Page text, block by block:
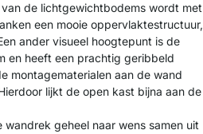
de lichtgewichtbodems wordt met
een mooie oppervlakte­structuur,
ander visueel hoogtepunt is de
en heeft een prachtig geribbeld
montagematerialen aan de wand
lijkt de open kast bijna aan de
geheel naar wens samen uit